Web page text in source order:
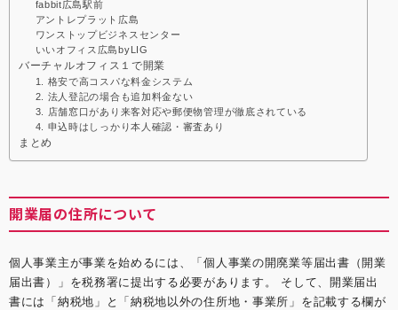
fabbit広島駅前
アントレプラット広島
ワンストップビジネスセンター
いいオフィス広島byLIG
バーチャルオフィス１で開業
1. 格安で高コスパな料金システム
2. 法人登記の場合も追加料金ない
3. 店舗窓口があり来客対応や郵便物管理が徹底されている
4. 申込時はしっかり本人確認・審査あり
まとめ
開業届の住所について
個人事業主が事業を始めるには、「個人事業の開廃業等届出書（開業
届出書）」を税務署に提出する必要があります。 そして、開業届出
書には「納税地」と「納税地以外の住所地・事業所」を記載する欄が